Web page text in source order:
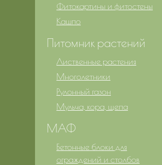
Фитокартины и фитостены
Кашпо
Питомник растений
Лиственные растения
Многолетники
Рулонный газон
Мульча, кора, щепа
МАФ
Бетонные блоки для
ограждений и столбов